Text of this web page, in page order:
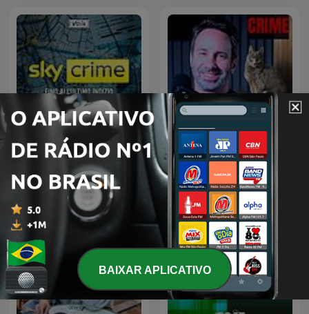
Sky Crime Podcast
CRIME e MISTÉRIO c/ Beto
Ribeiro
BAIXAR APLICATIVO